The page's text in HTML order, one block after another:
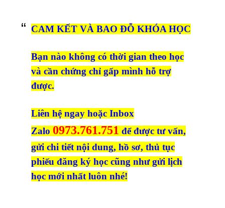
CAM KẾT VÀ BAO ĐỖ KHÓA HỌC
Bạn nào không có thời gian theo học
và cần chứng chỉ gấp mình hỗ trợ
được.
Liên hệ ngay hoặc Inbox
Zalo 0973.761.751 để được tư vấn,
gửi chi tiết nội dung, hồ sơ, thủ tục
phiếu đăng ký học cũng như gửi lịch
học mới nhất luôn nhé!